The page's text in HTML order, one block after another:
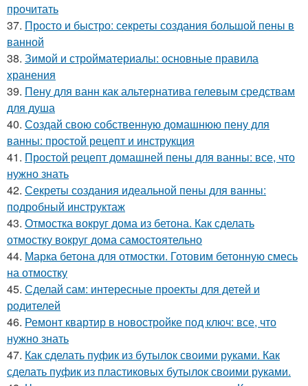
прочитать
37. Просто и быстро: секреты создания большой пены в
ванной
38. Зимой и стройматериалы: основные правила
хранения
39. Пену для ванн как альтернатива гелевым средствам
для душа
40. Создай свою собственную домашнюю пену для
ванны: простой рецепт и инструкция
41. Простой рецепт домашней пены для ванны: все, что
нужно знать
42. Секреты создания идеальной пены для ванны:
подробный инструктаж
43. Отмостка вокруг дома из бетона. Как сделать
отмостку вокруг дома самостоятельно
44. Марка бетона для отмостки. Готовим бетонную смесь
на отмостку
45. Сделай сам: интересные проекты для детей и
родителей
46. Ремонт квартир в новостройке под ключ: все, что
нужно знать
47. Как сделать пуфик из бутылок своими руками. Как
сделать пуфик из пластиковых бутылок своими руками.